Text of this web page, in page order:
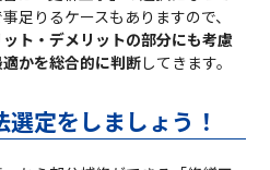
足りるケースもありますので、
ト・デメリットの部分にも考慮
かを総合的に判断してきます。
定をしましょう！